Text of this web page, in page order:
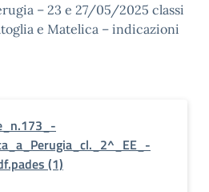
– 23 e 27/05/2025 classi
e Matelica – indicazioni
(1)